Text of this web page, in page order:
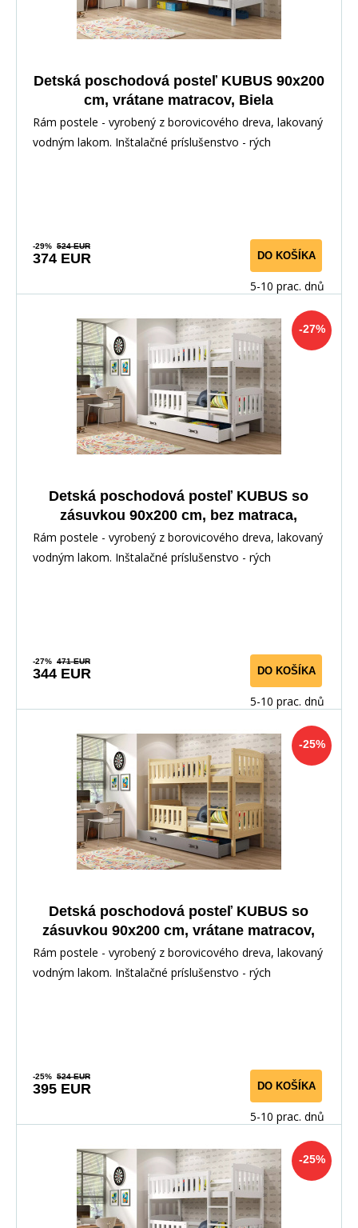
Detská poschodová posteľ KUBUS 90x200
cm, vrátane matracov, Biela
Rám postele - vyrobený z borovicového dreva, lakovaný
vodným lakom. Inštalačné príslušenstvo - rých
-29% 524 EUR
374 EUR DO KOŠÍKA
5-10 prac. dnů
-27%
Detská poschodová posteľ KUBUS so
zásuvkou 90x200 cm, bez matraca,
Biela/Biela
Rám postele - vyrobený z borovicového dreva, lakovaný
vodným lakom. Inštalačné príslušenstvo - rých
-27% 471 EUR
344 EUR DO KOŠÍKA
5-10 prac. dnů
-25%
Detská poschodová posteľ KUBUS so
zásuvkou 90x200 cm, vrátane matracov,
Prírodná/Grafit
Rám postele - vyrobený z borovicového dreva, lakovaný
vodným lakom. Inštalačné príslušenstvo - rých
-25% 524 EUR
395 EUR DO KOŠÍKA
5-10 prac. dnů
-25%